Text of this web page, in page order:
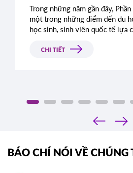
Trong những năm gần đây,
một trong những điểm đến du
học sinh, sinh viên quốc tế lựa
quốc gia Bắc Âu này còn được
CHI TIẾT
‹
›
BÁO CHÍ NÓI VỀ CHÚNG